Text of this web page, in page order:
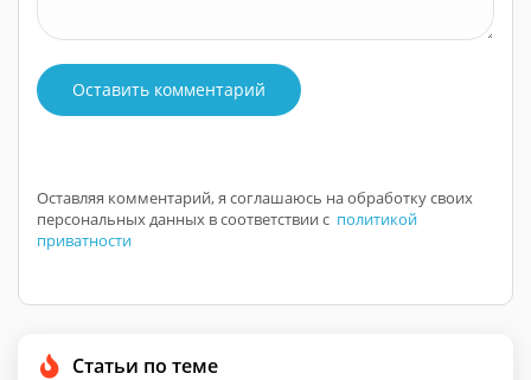
Оставить комментарий
Оставляя комментарий, я соглашаюсь на обработку своих
персональных данных в соответствии с политикой
приватности
Статьи по теме